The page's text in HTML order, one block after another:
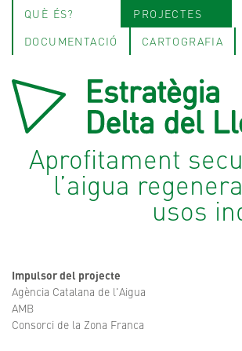
QUÈ ÉS? PROJECTES
DOCUMENTACIÓ
CARTOGRAFIA
Aprofitament
l’aigua
usos
Impulsor del projecte
Agència Catalana de l'Aigua
AMB
Consorci de la Zona Franca